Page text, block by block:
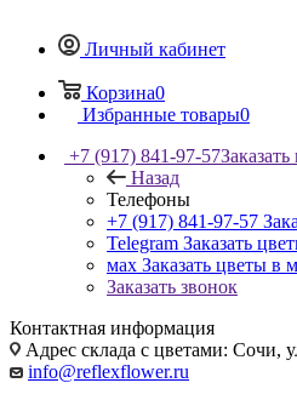
Личный кабинет
Корзина0
Избранные товары0
+7 (917) 841-97-57
Назад
Телефоны
+7 (917) 841-97-57
Telegram Заказать
мах Заказать цветы в
Заказать звонок
Контактная информация
Адрес склада с цветами: Сочи,
info@reflexflower.ru